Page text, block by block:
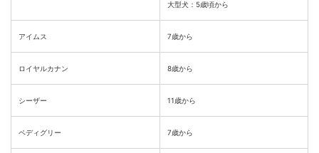
大型犬：5歳頃から
アイムス 7歳から
ロイヤルカナン 8歳から
シーザー 11歳から
ペディグリー 7歳から